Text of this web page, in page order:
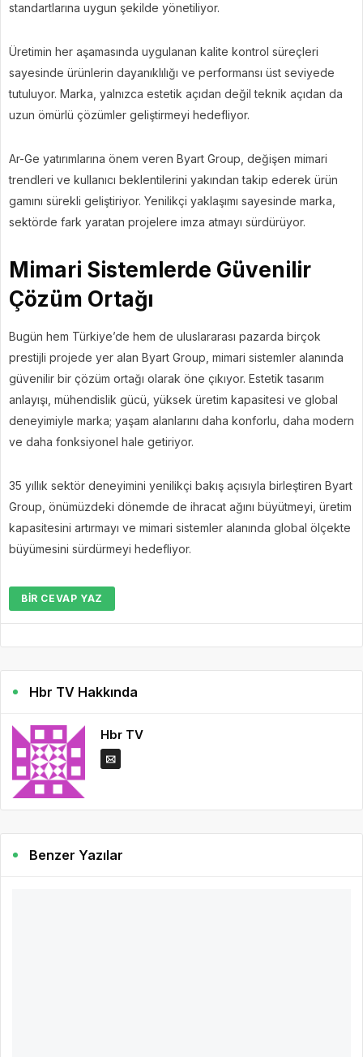
standartlarına uygun şekilde yönetiliyor.
Üretimin her aşamasında uygulanan kalite kontrol süreçleri
sayesinde ürünlerin dayanıklılığı ve performansı üst seviyede
tutuluyor. Marka, yalnızca estetik açıdan değil teknik açıdan da
uzun ömürlü çözümler geliştirmeyi hedefliyor.
Ar-Ge yatırımlarına önem veren Byart Group, değişen mimari
trendleri ve kullanıcı beklentilerini yakından takip ederek ürün
gamını sürekli geliştiriyor. Yenilikçi yaklaşımı sayesinde marka,
sektörde fark yaratan projelere imza atmayı sürdürüyor.
Mimari Sistemlerde Güvenilir
Çözüm Ortağı
Bugün hem Türkiye’de hem de uluslararası pazarda birçok
prestijli projede yer alan Byart Group, mimari sistemler alanında
güvenilir bir çözüm ortağı olarak öne çıkıyor. Estetik tasarım
anlayışı, mühendislik gücü, yüksek üretim kapasitesi ve global
deneyimiyle marka; yaşam alanlarını daha konforlu, daha modern
ve daha fonksiyonel hale getiriyor.
35 yıllık sektör deneyimini yenilikçi bakış açısıyla birleştiren Byart
Group, önümüzdeki dönemde de ihracat ağını büyütmeyi, üretim
kapasitesini artırmayı ve mimari sistemler alanında global ölçekte
büyümesini sürdürmeyi hedefliyor.
BIR CEVAP YAZ
Hbr TV Hakkında
Hbr TV
Benzer Yazılar